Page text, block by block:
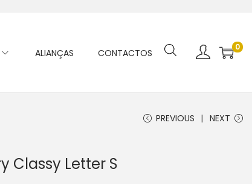
ALIANÇAS CONTACTOS 0
PREVIOUS NEXT
Classy Letter S